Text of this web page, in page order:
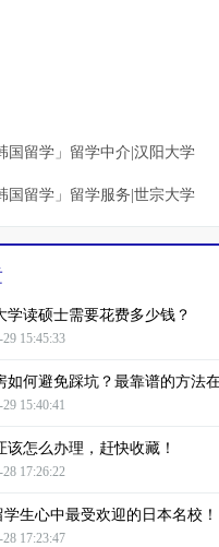
国留学」留学中介|汉阳大学
国留学」留学服务|世宗大学
学读硕士需要花费多少钱？
29 15:45:33
如何避免踩坑？最靠谱的方法
15:40:41
该怎么办理，赶快收藏！
28 17:26:22
生心中最受欢迎的日本名校！
28 17:23:47